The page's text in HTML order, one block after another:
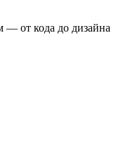
— от кода до дизайна